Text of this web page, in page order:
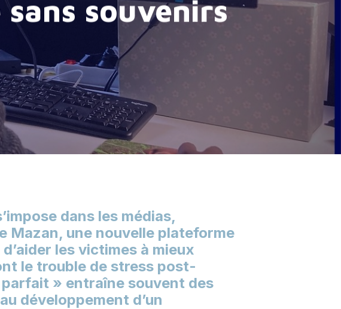
souvenirs
dans les médias,
Mazan, une nouvelle plateforme
les victimes à mieux
le trouble de stress post-
parfait » entraîne souvent des
développement d’un